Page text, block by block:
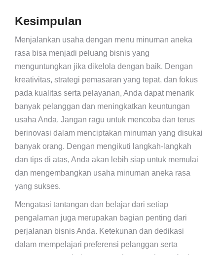
Kesimpulan
Menjalankan usaha dengan menu minuman aneka
rasa bisa menjadi peluang bisnis yang
menguntungkan jika dikelola dengan baik. Dengan
kreativitas, strategi pemasaran yang tepat, dan fokus
pada kualitas serta pelayanan, Anda dapat menarik
banyak pelanggan dan meningkatkan keuntungan
usaha Anda. Jangan ragu untuk mencoba dan terus
berinovasi dalam menciptakan minuman yang disukai
banyak orang. Dengan mengikuti langkah-langkah
dan tips di atas, Anda akan lebih siap untuk memulai
dan mengembangkan usaha minuman aneka rasa
yang sukses.
Mengatasi tantangan dan belajar dari setiap
pengalaman juga merupakan bagian penting dari
perjalanan bisnis Anda. Ketekunan dan dedikasi
dalam mempelajari preferensi pelanggan serta